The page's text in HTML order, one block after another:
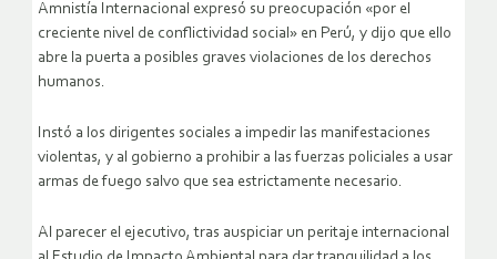
Amnistía Internacional expresó su preocupación «por el
creciente nivel de conflictividad social» en Perú, y dijo que ello
abre la puerta a posibles graves violaciones de los derechos
humanos.
Instó a los dirigentes sociales a impedir las manifestaciones
violentas, y al gobierno a prohibir a las fuerzas policiales a usar
armas de fuego salvo que sea estrictamente necesario.
Al parecer el ejecutivo, tras auspiciar un peritaje internacional